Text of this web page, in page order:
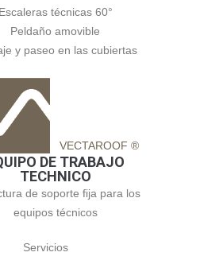
Escaleras técnicas 60°
Peldaño amovible
y paseo en las cubiertas
VECTAROOF ®
DE TRABAJO
TECHNICO
de soporte fija para los
equipos técnicos
Servicios